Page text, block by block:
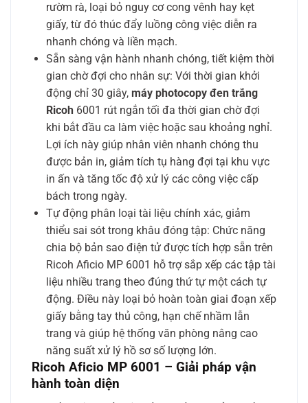
rườm rà, loại bỏ nguy cơ cong vênh hay kẹt
giấy, từ đó thúc đẩy luồng công việc diễn ra
nhanh chóng và liền mạch.
Sẵn sàng vận hành nhanh chóng, tiết kiệm thời
gian chờ đợi cho nhân sự: Với thời gian khởi
động chỉ 30 giây, máy photocopy đen trắng
Ricoh6001 rút ngắn tối đa thời gian chờ đợi
khi bắt đầu ca làm việc hoặc sau khoảng nghỉ.
Lợi ích này giúp nhân viên nhanh chóng thu
được bản in, giảm tích tụ hàng đợi tại khu vực
in ấn và tăng tốc độ xử lý các công việc cấp
bách trong ngày.
Tự động phân loại tài liệu chính xác, giảm
thiểu sai sót trong khâu đóng tập: Chức năng
chia bộ bản sao điện tử được tích hợp sẵn trên
Ricoh Aficio MP 6001 hỗ trợ sắp xếp các tập tài
liệu nhiều trang theo đúng thứ tự một cách tự
động. Điều này loại bỏ hoàn toàn giai đoạn xếp
giấy bằng tay thủ công, hạn chế nhầm lẫn
trang và giúp hệ thống văn phòng nâng cao
năng suất xử lý hồ sơ số lượng lớn.
Ricoh Aficio MP 6001 – Giải pháp vận
hành toàn diện